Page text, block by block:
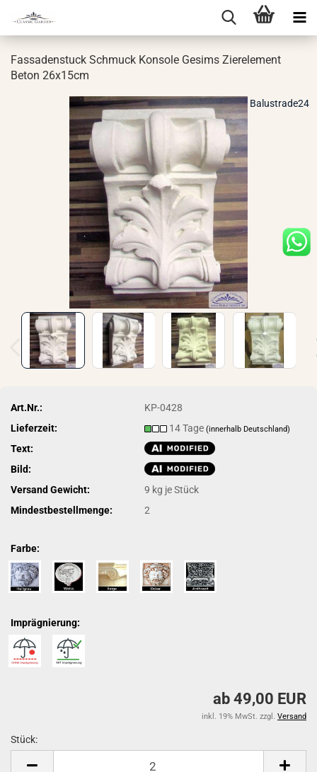
Fas­sa­den­stuck Schmuck Kon­so­le Ge­sims Zier­ele­ment
Beton 26x15cm
Balustrade24
Art.Nr.:
KP-0428
Lieferzeit:
14 Tage(innerhalb Deutschland)
Text:
Bild:
Versand Gewicht:
9 kg je Stück
Mindestbestellmenge:
2
Farbe:
Imprägnierung:
ab 49,00 EUR
inkl. 19% MwSt. zzgl. Versand
Stück: